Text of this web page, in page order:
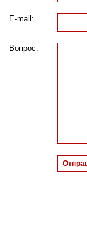
E-mail:
Вопрос: